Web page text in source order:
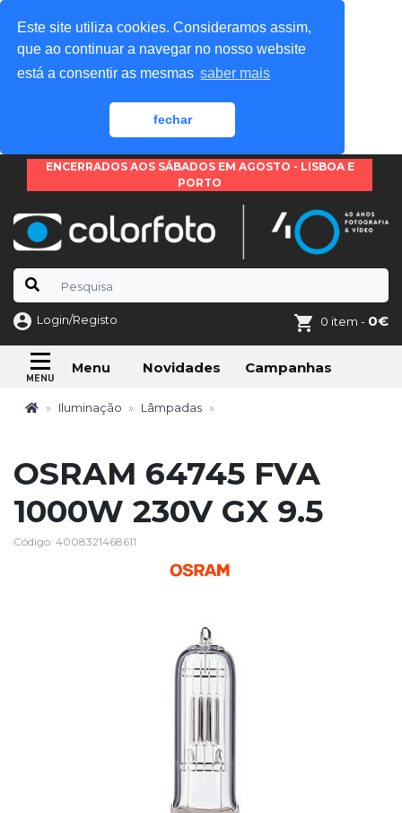
Este site utiliza cookies. Consideramos assim,
que ao continuar a navegar no nosso website
está a consentir as mesmas saber mais
fechar
ENCERRADOS AOS SÁBADOS EM AGOSTO - LISBOA E
PORTO
Login/Registo 0 item - 0€
Menu Novidades Campanhas
Iluminação Lâmpadas
OSRAM 64745 FVA
1000W 230V GX 9.5
Código: 4008321468611